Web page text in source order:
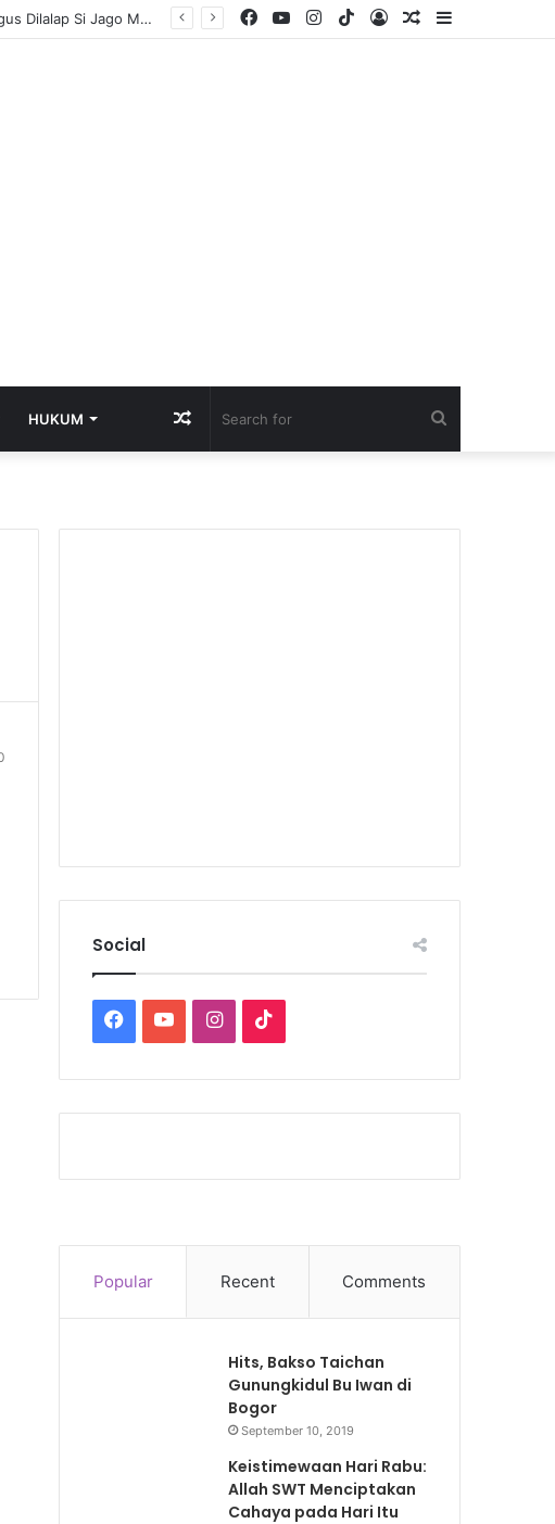
Gerak Cepat Polsek Jejawi Cegah Api Meluas, Empat Rumah Panggung Hangus Dilalap Si Jago Merah Sidebar
Random
Log
TikTok
Instagram
YouTube
Facebook
HUKUM Random
Social
Facebook
YouTubeInstagram
Popular Recent Comments
Hits, Bakso Taichan
Gunungkidul Bu Iwan di
Bogor
September 10, 2019
Keistimewaan Hari Rabu:
Allah SWT Menciptakan
Cahaya pada Hari Itu